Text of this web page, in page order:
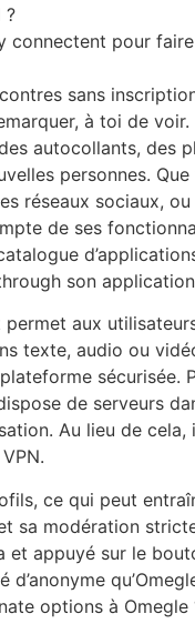
?
connectent pour
sans
à toi de voir.
autocollants, des
personnes.
sociaux, ou
de ses
son
aux
texte, audio ou
sécurisée.
de serveurs
Au lieu de
ce qui peut
sa modération
appuyé sur le
options à